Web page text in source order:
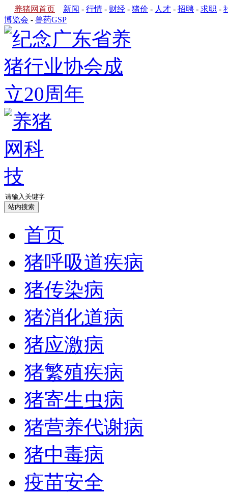
养猪网首页 新闻 - 行情 - 财经 - 猪价 - 人才 - 招聘 - 求职 -
博览会 - 兽药GSP
首页
猪呼吸道疾病
猪传染病
猪消化道病
猪应激病
猪繁殖疾病
猪寄生虫病
猪营养代谢病
猪中毒病
疫苗安全